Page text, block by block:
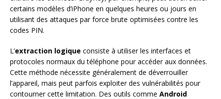
certains modèles d’iPhone en quelques heures ou jours en
utilisant des attaques par force brute optimisées contre les
codes PIN.
L’extraction logique consiste à utiliser les interfaces et
protocoles normaux du téléphone pour accéder aux données.
Cette méthode nécessite généralement de déverrouiller
l’appareil, mais peut parfois exploiter des vulnérabilités pour
contourner cette limitation. Des outils comme Android